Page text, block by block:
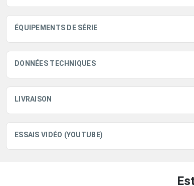
ÉQUIPEMENTS DE SÉRIE
DONNÉES TECHNIQUES
LIVRAISON
ESSAIS VIDÉO (YOUTUBE)